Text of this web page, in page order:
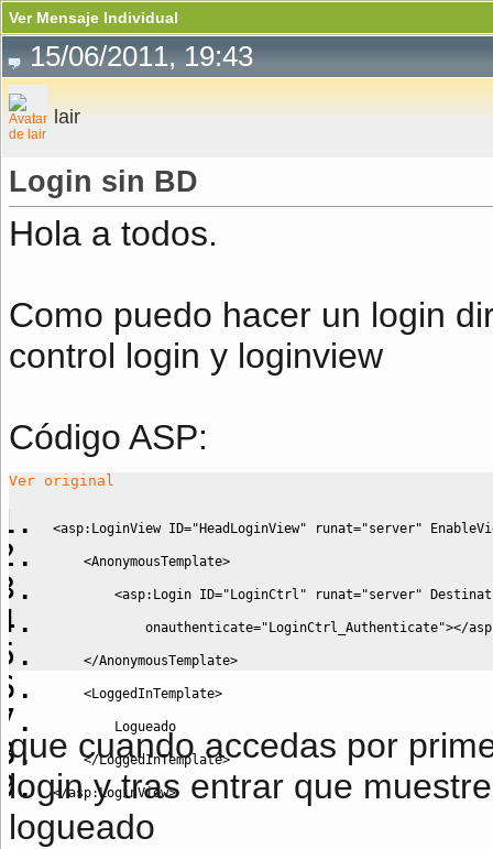
Ver Mensaje Individual
15/06/2011, 19:43
lair
Login sin BD
Hola a todos.
Como puedo hacer un login
control login y loginview
Código ASP:
Ver original
<asp: LoginView ID="HeadLoginView" runat="server"
<AnonymousTemplate>
<asp: Login ID="LoginCtrl" runat="server"
onauthenticate="LoginCtrl_Authenticate"></asp
</AnonymousTemplate>
<LoggedInTemplate>
Logueado
</LoggedInTemplate>
</asp:LoginView>
que cuando accedas por
login y tras entrar que
logueado